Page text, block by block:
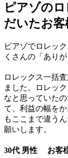
ピアゾの
だいたお客
ピアゾでロレッ
くさんの「あり
ロレックス一括
ました。ロレッ
なと思っていた
て、利益の幅を
もここまで違う
願いします。
30代 男性 お客